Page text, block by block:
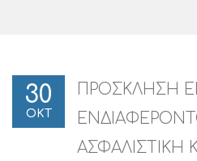
30
ΟΚΤ
ΠΡΟΣΚΛΗΣΗ
ΑΣΦΑΛΙΣΤΙΚΗ